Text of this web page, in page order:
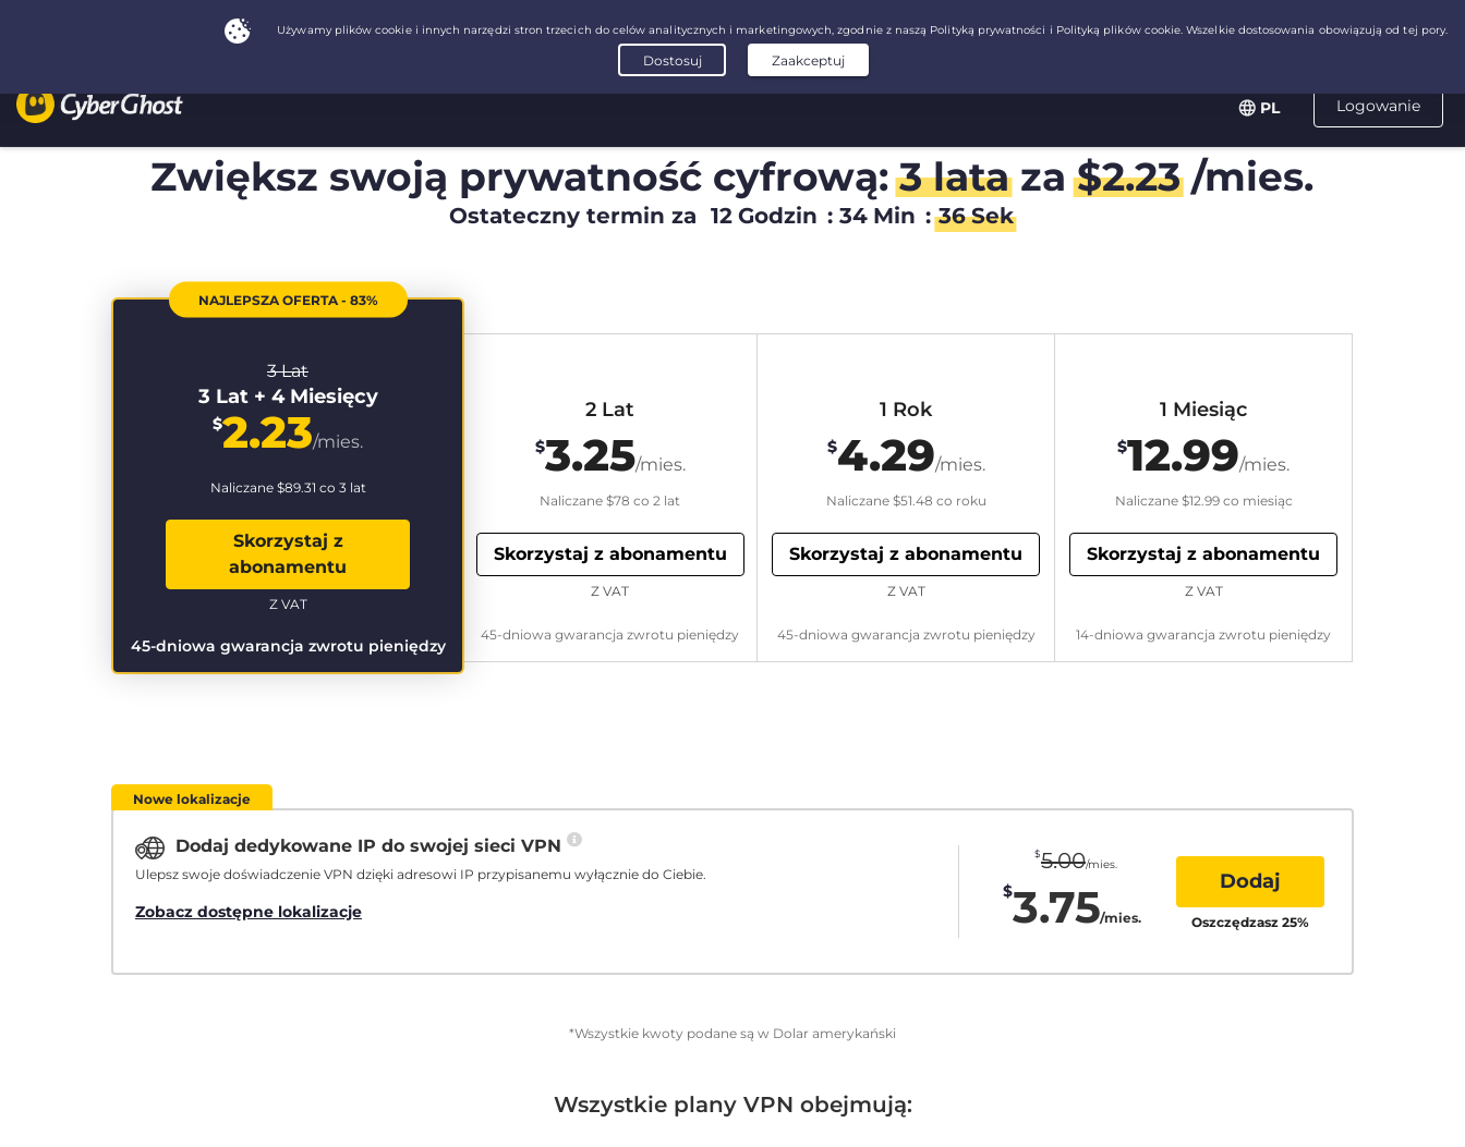
Logowanie
PL
Zwiększ swoją prywatność cyfrową:3 lataza$2.23/mies.
Ostateczny termin za 12 Godzin : 34 Min : 35 Sek
NAJLEPSZA OFERTA - 83%
3 Lat
3 Lat + 4 Miesięcy
$2.23/mies.
Naliczane $89.31 co 3 lat
Skorzystaj z
abonamentu
45-dniowa gwarancja zwrotu pieniędzy
Z VAT
2 Lat
$3.25/mies.
Naliczane$78 co 2 lat
Skorzystaj z abonamentu
45-dniowa gwarancja zwrotu pieniędzy
Z VAT
1 Rok
$4.29/mies.
Naliczane $51.48 co roku
Skorzystaj z abonamentu
45-dniowa gwarancja zwrotu pieniędzy
Z VAT
1 Miesiąc
$12.99/mies.
Naliczane $12.99co miesiąc
Skorzystaj z abonamentu
14-dniowa gwarancja zwrotu pieniędzy
Z VAT
Nowe lokalizacje
Dodaj dedykowane IP do swojej sieci VPN
Ulepsz swoje doświadczenie VPN dzięki adresowi IP przypisanemu wyłącznie do Ciebie.
Zobacz dostępne lokalizacje
$5.00/mies.
$3.75/mies.
Dodaj
Oszczędzasz 25%
*Wszystkie kwoty podane są w Dolar amerykański
Wszystkie plany VPN obejmują: